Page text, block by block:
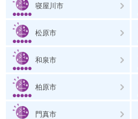
寝屋川市
松原市
和泉市
柏原市
門真市